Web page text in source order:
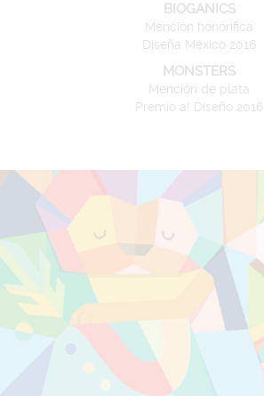
BIOGANICS
Mención honorífica
Diseña México 2016
MONSTERS
Mención de plata
Premio a! Diseño 2016